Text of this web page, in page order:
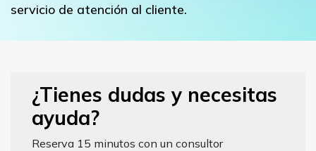
servicio de atención al cliente.
¿Tienes dudas y necesitas
ayuda?
Reserva 15 minutos con un consultor